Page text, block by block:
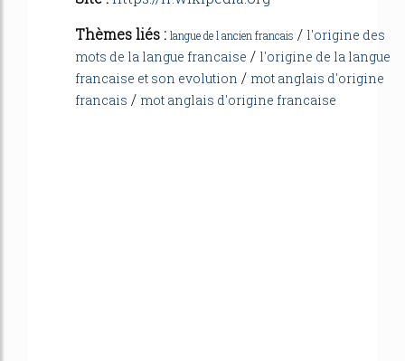
Thèmes liés : langue de l ancien francais / l'origine des
mots de la langue francaise / l'origine de la langue
francaise et son evolution / mot anglais d'origine
francais / mot anglais d'origine francaise